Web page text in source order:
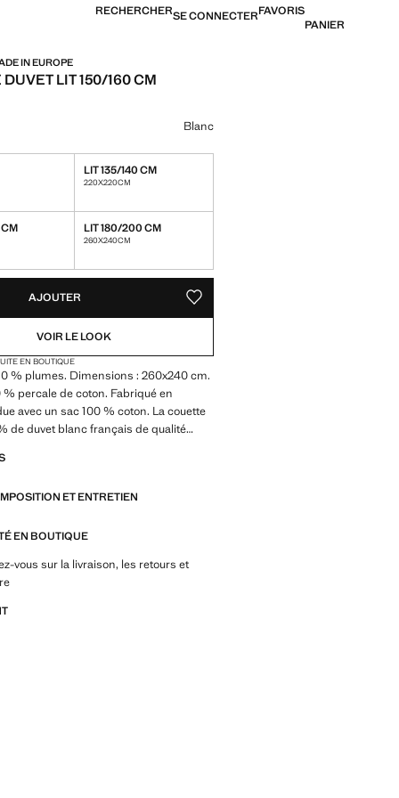
RECHERCHERSE CONNECTERFAVORIS
PANIER
IN EUROPE
DUVET LIT 150/160 CM
€ ]
Blanc
LIT 135/140 CM
220X220CM
LIT 180/200 CM
260X240CM
AJOUTER AJOUTER AUX FAVORIS
VOIR LE LOOK
EN BOUTIQUE
% plumes. Dimensions : 260x240 cm.
% percale de coton. Fabriqué en
avec un sac 100 % coton. La couette
de duvet blanc français de qualité
doux et souple. Le certificat
un traitement éthique et
ET ENTRETIEN
EN BOUTIQUE
vous sur la livraison, les retours et